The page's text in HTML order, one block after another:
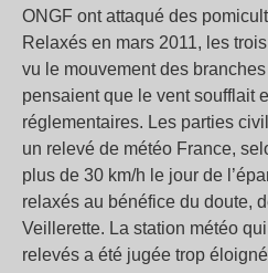
ONGF ont attaqué des
Relaxés en mars 2011, les
vu le mouvement des
pensaient que le vent soufflait
réglementaires. Les parties
un relevé de météo France,
plus de 30 km/h le jour de
relaxés au bénéfice du doute,
Veillerette. La station météo
relevés a été jugée trop